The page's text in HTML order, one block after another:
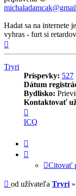
Hadat sa na internete
vyhras - furt si
Tryri
Príspevky: 527
Dátum
Bydlisko:
Kontaktovať
informácie
užívateľa
Tryri
ICQ
Citovať
Príspevok
od užívateľa Tryri »